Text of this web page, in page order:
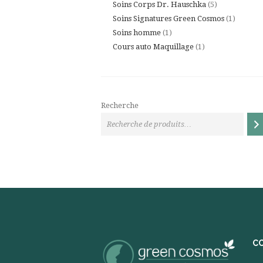
produits
Soins Corps Dr. Hauschka 55
produits
Soins Signatures Green Cosmos 1 1
Soins homme 1 1
produit
Cours auto Maquillage 1 1
Recherche